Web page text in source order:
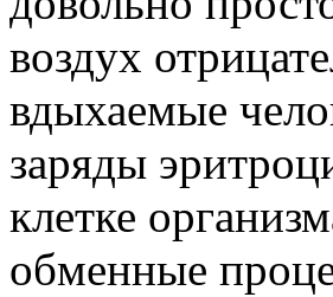
воздух
вдыхаемые
заряды
клетке
обменные